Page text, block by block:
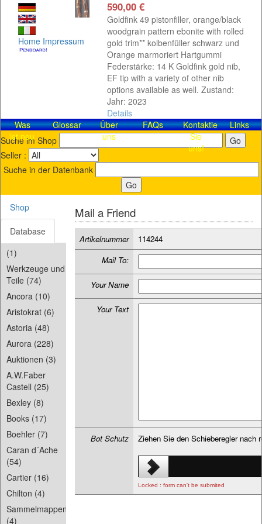
Home Impressum
590,00 €
Goldfink 49 pistonfiller, orange/black
woodgrain pattern ebonite with rolled
gold trim** kolbenfüller schwarz und
Orange marmoriert Hartgummi
Federstärke: 14 K Goldfink gold nib,
EF tip with a variety of other nib
options available as well. Zustand:
Jahr: 2023
Details
Was
ist neu
Glossar
Über
uns
FAQs
Kontaktieren
Sie
uns!
Links
Suche im Shop
Seller :
Suche in der Datenbank
Shop
Database
(1)
Werkzeuge und
Teile (74)
Ancora (10)
Aristokrat (6)
Astoria (48)
Aurora (228)
Auktionen (3)
A.W.Faber
Castell (25)
Bexley (8)
Books (17)
Boehler (7)
Caran d´Ache
(54)
Cartier (16)
Chilton (4)
Sammelmappen
(4)
Mail a Friend
Artikelnummer
114244
Mail To:
Your Name
Your Text
Bot Schutz Ziehen Sie den Schieberegler nach
Locked : form can't be submited